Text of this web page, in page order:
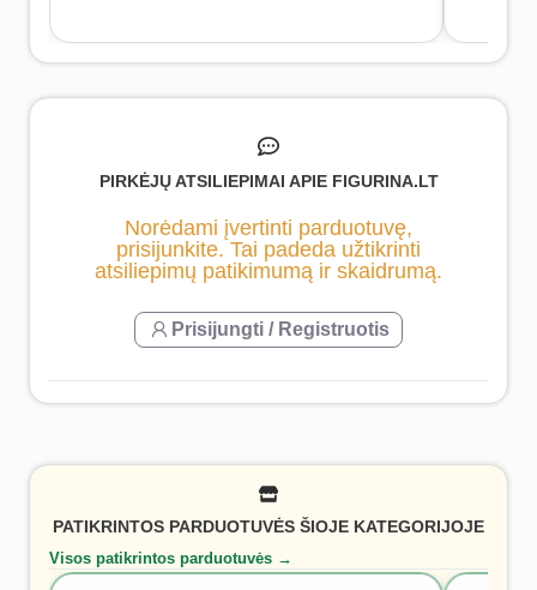
PIRKĖJŲ ATSILIEPIMAI APIE FIGURINA.LT
Norėdami įvertinti parduotuvę,
prisijunkite. Tai padeda užtikrinti
atsiliepimų patikimumą ir skaidrumą.
Prisijungti / Registruotis
PATIKRINTOS PARDUOTUVĖS ŠIOJE KATEGORIJOJE
Visos patikrintos parduotuvės →